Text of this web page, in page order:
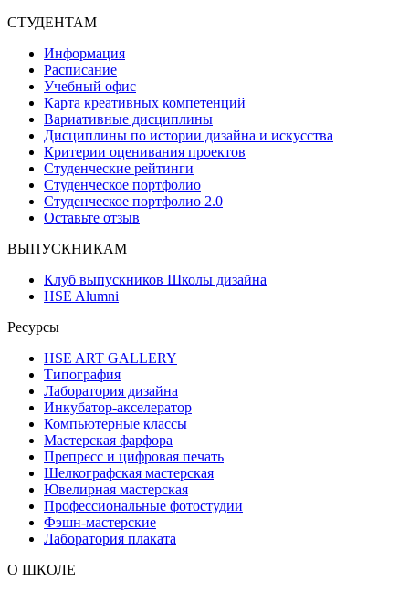
СТУДЕНТАМ
Информация
Расписание
Учебный офис
Карта креативных компетенций
Вариативные дисциплины
Дисциплины по истории дизайна и искусства
Критерии оценивания проектов
Студенческие рейтинги
Студенческое портфолио
Студенческое портфолио 2.0
Оставьте отзыв
ВЫПУСКНИКАМ
Клуб выпускников Школы дизайна
HSE Alumni
Ресурсы
HSE ART GALLERY
Типография
Лаборатория дизайна
Инкубатор-акселератор
Компьютерные классы
Мастерская фарфора
Препресс и цифровая печать
Шелкографская мастерская
Ювелирная мастерская
Профессиональные фотостудии
Фэшн-мастерские
Лаборатория плаката
О ШКОЛЕ